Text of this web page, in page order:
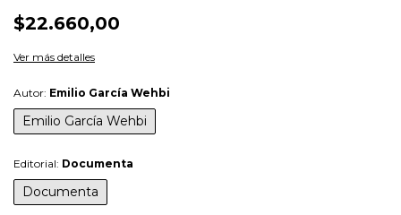
$22.660,00
Ver más detalles
Autor: Emilio García Wehbi
Emilio García Wehbi
Editorial: Documenta
Documenta